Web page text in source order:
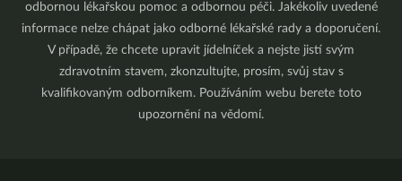
odbornou lékařskou pomoc a odbornou péči. Jakékoliv uvedené
informace nelze chápat jako odborné lékařské rady a doporučení.
V případě, že chcete upravit jídelníček a nejste jistí svým
zdravotním stavem, zkonzultujte, prosím, svůj stav s
kvalifikovaným odborníkem. Používáním webu berete toto
upozornění na vědomí.